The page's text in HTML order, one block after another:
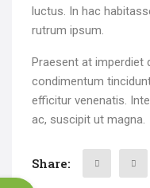
luctus. In hac
rutrum ipsum.
Praesent at imperdiet
condimentum
efficitur venenatis.
ac, suscipit ut magna.
Share: